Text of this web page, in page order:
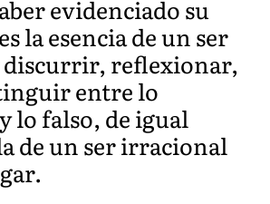
evidenciado su
la esencia de un ser
discurrir, reflexionar,
entre lo
lo falso, de igual
de un ser irracional